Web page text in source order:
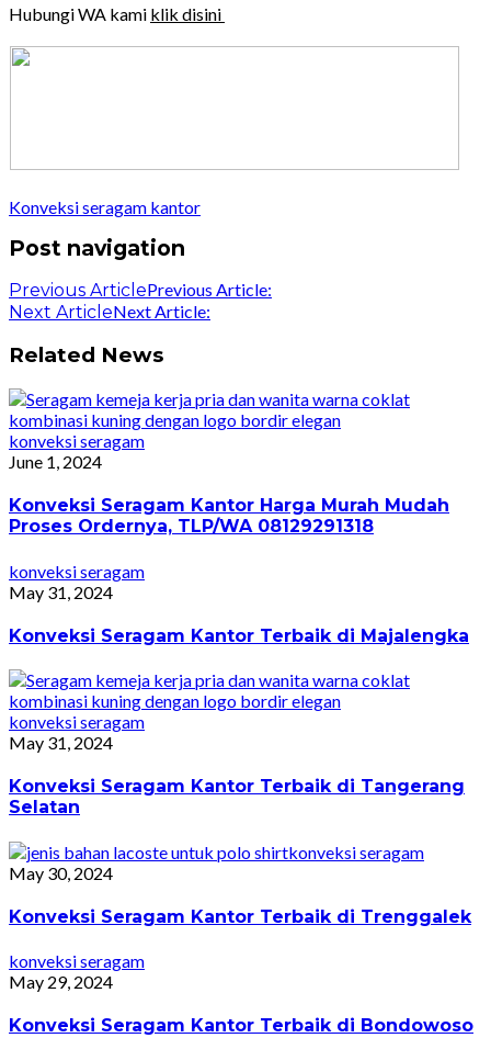
Hubungi WA kami klik disini
Konveksi seragam kantor
Post navigation
Previous ArticlePrevious Article:
Next ArticleNext Article:
Related News
konveksi seragam
June 1, 2024
Konveksi Seragam Kantor Harga Murah Mudah
Proses Ordernya, TLP/WA 08129291318
konveksi seragam
May 31, 2024
Konveksi Seragam Kantor Terbaik di Majalengka
konveksi seragam
May 31, 2024
Konveksi Seragam Kantor Terbaik di Tangerang
Selatan
konveksi seragam
May 30, 2024
Konveksi Seragam Kantor Terbaik di Trenggalek
konveksi seragam
May 29, 2024
Konveksi Seragam Kantor Terbaik di Bondowoso